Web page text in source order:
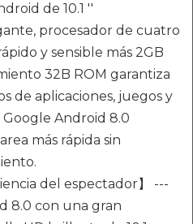
de 10.1 ''
procesador de cuatro
y sensible más 2GB
32B ROM garantiza
de aplicaciones, juegos y
Google Android 8.0
más rápida sin
del espectador】 ---
8.0 con una gran